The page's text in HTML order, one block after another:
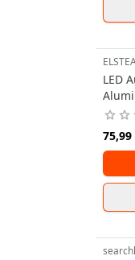
LED
75,99